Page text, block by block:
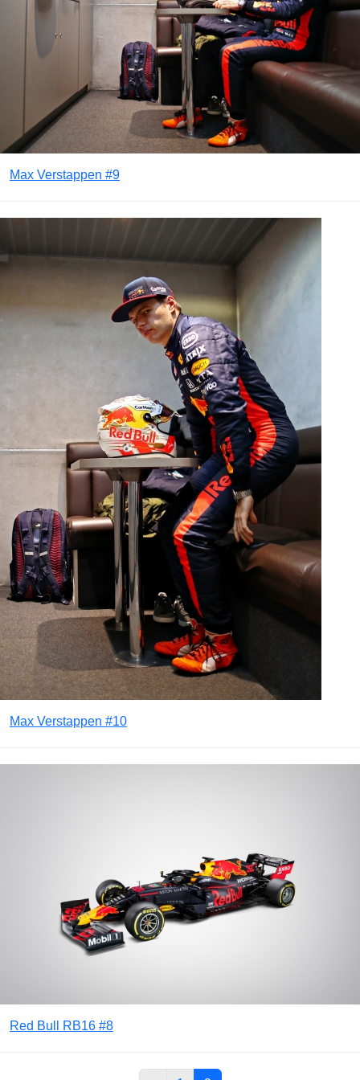
Max Verstappen #9
Max Verstappen #10
Red Bull RB16 #8